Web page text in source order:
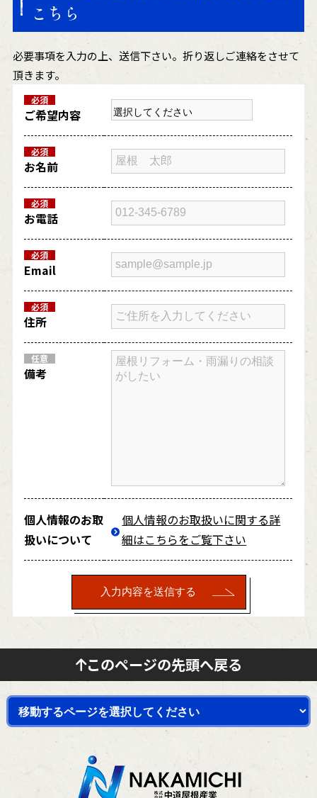
こちら
必要事項を入力の上、送信下さい。折り返しご連絡をさせて
頂きます。
必須
ご希望内容
必須
お名前
必須
お電話
必須
Email
必須
住所
任意
備考
個人情報のお取
扱いについて
個人情報のお取扱いに関する詳
細はこちらをご覧下さい
このページの先頭へ戻る